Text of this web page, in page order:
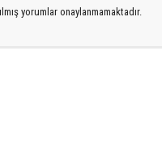
yorumlar onaylanmamaktadır.